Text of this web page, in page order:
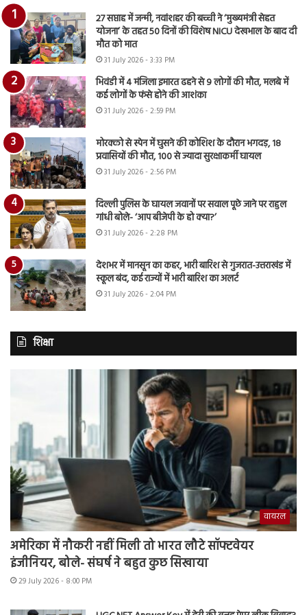
27 सप्ताह में जन्मी, नवांशहर की बच्ची ने ‘मुख्यमंत्री सेहत
योजना’ के तहत 50 दिनों की विशेष NICU देखभाल के बाद दी
मौत को मात
31 July 2026 - 3:33 PM
भिवंडी में 4 मंजिला इमारत ढहने से 9 लोगों की मौत, मलबे में
कई लोगों के फंसे होने की आशंका
31 July 2026 - 2:59 PM
मोरक्को से स्पेन में घुसने की कोशिश के दौरान भगदड़, 18
प्रवासियों की मौत, 100 से ज्यादा सुरक्षाकर्मी घायल
31 July 2026 - 2:56 PM
दिल्ली पुलिस के घायल जवानों पर सवाल पूछे जाने पर राहुल
गांधी बोले- ‘आप बीजेपी के हो क्या?’
31 July 2026 - 2:28 PM
देशभर में मानसून का कहर, भारी बारिश से गुजरात-उत्तराखंड में
स्कूल बंद, कई राज्यों में भारी बारिश का अलर्ट
31 July 2026 - 2:04 PM
शिक्षा
वायरल
अमेरिका में नौकरी नहीं मिली तो भारत लौटे सॉफ्टवेयर
इंजीनियर, बोले- संघर्ष ने बहुत कुछ सिखाया
29 July 2026 - 8:00 PM